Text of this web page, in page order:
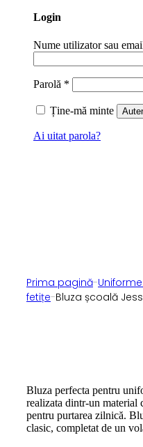
Login
Nume utilizator sau
Parolă *
Ține-mă minte
Ai uitat parola?
Prima pagină-
fetițe-Bluza școală
Bluza perfecta pentru
realizata dintr-un material
pentru purtarea zilnică.
clasic, completat de un